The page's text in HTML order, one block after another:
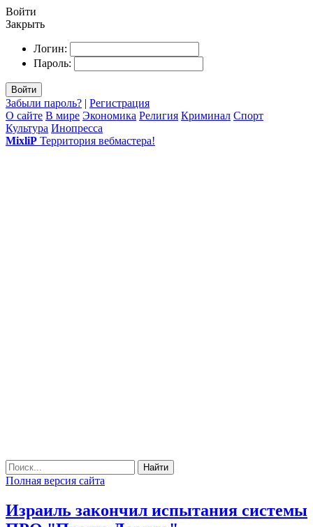
Войти
Закрыть
Логин:
Пароль:
Войти
Забыли пароль? | Регистрация
О сайте В мире Экономика Религия Криминал Спорт
Культура Инопресса
MixliP Территория вебмастера!
Найти
Полная версия сайта
Израиль закончил испытания системы